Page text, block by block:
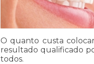
O quanto custa
resultado qualificado
todos.